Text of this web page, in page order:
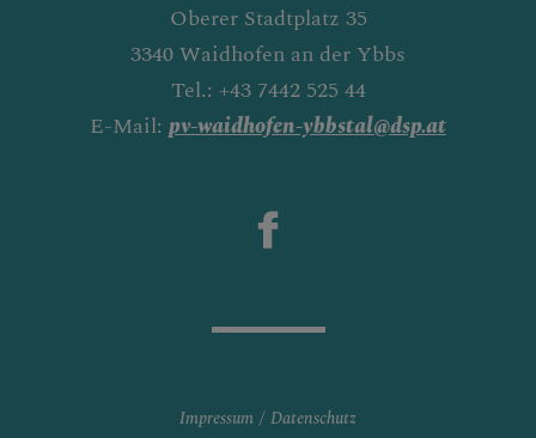
Oberer Stadtplatz 35
3340 Waidhofen an der Ybbs
Tel.: +43 7442 525 44
E-Mail: pv-waidhofen-ybbstal@dsp.at
Impressum
Datenschutz